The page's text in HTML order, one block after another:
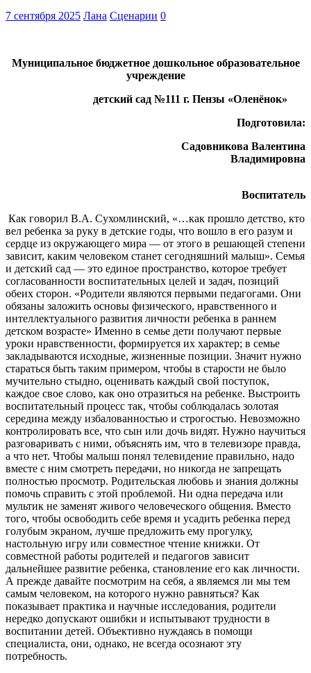
7 сентября 2025 Лана Сценарии 0
Муниципальное бюджетное дошкольноеобразовательное
учреждение
детский сад №111 г. Пензы «Оленёнок»
Подготовила:
Садовникова Валентина
Владимировна
Воспитатель
Как говорил В.А. Сухомлинский, «…как прошло детство, кто
вел ребенка за руку в детские годы, что вошло в его разум и
сердце из окружающего мира — от этого в решающей степени
зависит, каким человеком станет сегодняшний малыш». Семья
и детский сад — это единое пространство, которое требует
согласованности воспитательных целей и задач, позиций
обеих сторон. «Родители являются первыми педагогами. Они
обязаны заложить основы физического, нравственного и
интеллектуального развития личности ребенка в раннем
детском возрасте» Именно в семье дети получают первые
уроки нравственности, формируется их характер; в семье
закладываются исходные, жизненные позиции. Значит нужно
стараться быть таким примером, чтобы в старости не было
мучительно стыдно, оценивать каждый свой поступок,
каждое свое слово, как оно отразиться на ребенке. Выстроить
воспитательный процесс так, чтобы соблюдалась золотая
середина между избалованностью и строгостью. Невозможно
контролировать все, что сын или дочь видят. Нужно научиться
разговаривать с ними, объяснять им, что в телевизоре правда,
а что нет. Чтобы малыш понял телевидение правильно, надо
вместе с ним смотреть передачи, но никогда не запрещать
полностью просмотр. Родительская любовь и знания должны
помочь справить с этой проблемой. Ни одна передача или
мультик не заменят живого человеческого общения. Вместо
того, чтобы освободить себе время и усадить ребенка перед
голубым экраном, лучше предложить ему прогулку,
настольную игру или совместное чтение книжки. От
совместной работы родителей и педагогов зависит
дальнейшее развитие ребенка, становление его как личности.
А прежде давайте посмотрим на себя, а являемся ли мы тем
самым человеком, на которого нужно равняться? Как
показывает практика и научные исследования, родители
нередко допускают ошибки и испытывают трудности в
воспитании детей. Объективно нуждаясь в помощи
специалиста, они, однако, не всегда осознают эту
потребность.